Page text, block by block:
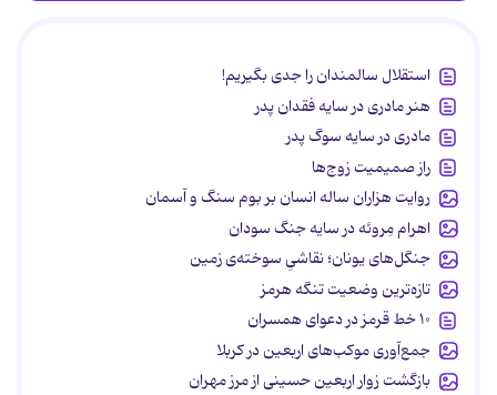
استقلال سالمندان را جدی بگیریم!
هنر مادری در سایه‌ فقدان پدر
مادری در سایه سوگ پدر
راز صمیمیت زوج‌ها
روایت هزاران ساله انسان بر بوم سنگ و آسمان
اهرام مِروئه در سایه جنگ سودان
جنگل‌های یونان؛ نقاشیِ سوخته‌ی زمین
تازه‌ترین وضعیت تنگه هرمز
۱۰ خط قرمز در دعوای همسران
جمع‌آوری موکب‌های اربعین در کربلا
بازگشت زوار اربعین حسینی از مرز مهران